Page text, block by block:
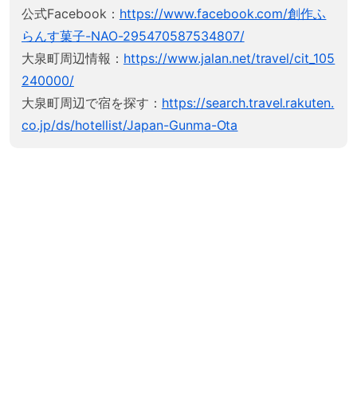
公式Facebook： https://www.facebook.com/創作ふ
らんす菓子-NAO-295470587534807/
大泉町周辺情報： https://www.jalan.net/travel/cit_105
240000/
大泉町周辺で宿を探す： https://search.travel.rakuten.
co.jp/ds/hotellist/Japan-Gunma-Ota